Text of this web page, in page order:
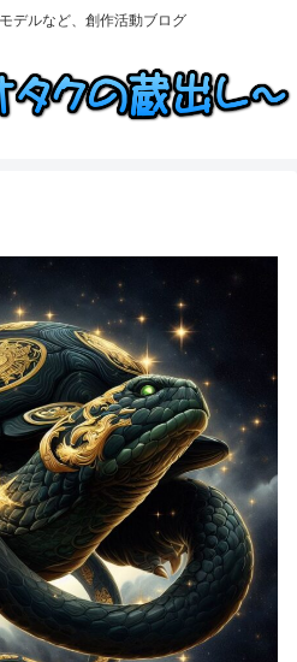
デルなど、創作活動ブログ